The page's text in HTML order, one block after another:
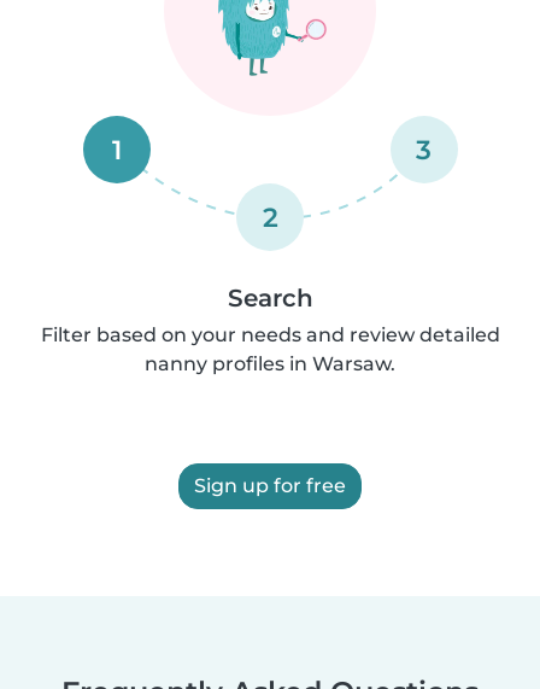
1
2
3
Search
Filter based on your needs and review detailed
nanny profiles in Warsaw.
Sign up for free